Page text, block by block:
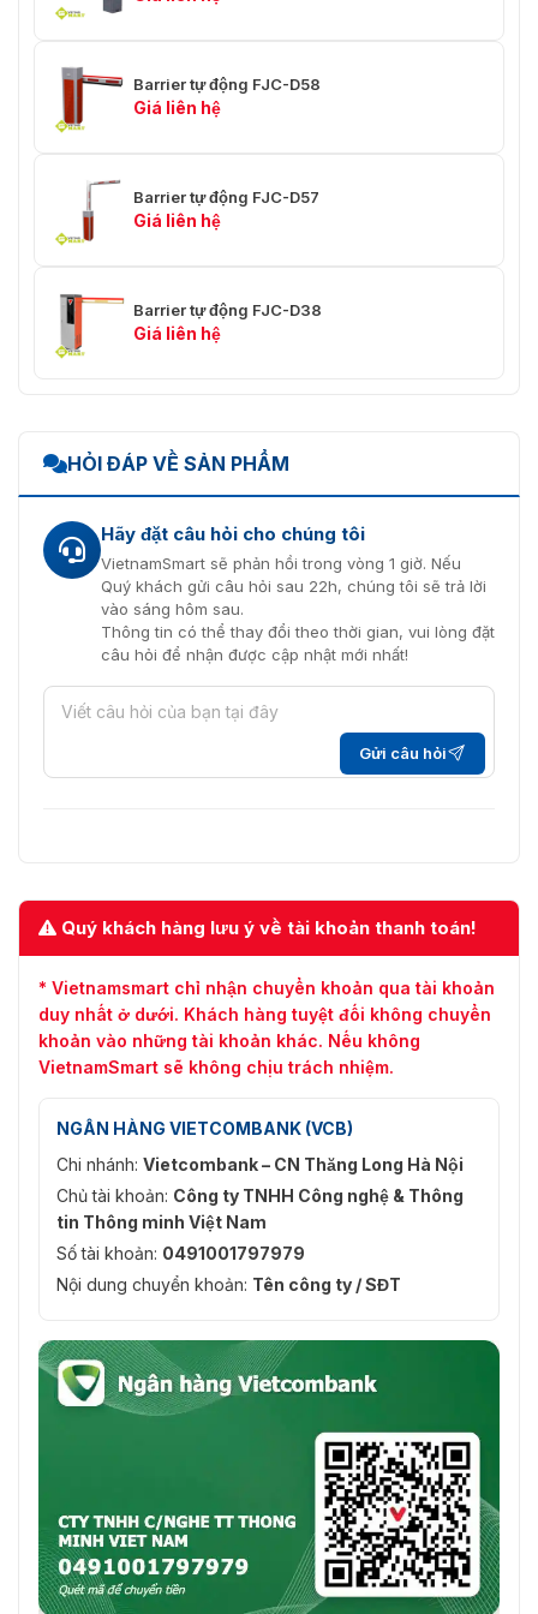
Barrier tự động FJC-D58
Giá liên hệ
Barrier tự động FJC-D57
Giá liên hệ
Barrier tự động FJC-D38
Giá liên hệ
HỎI ĐÁP VỀ SẢN PHẨM
Hãy đặt câu hỏi cho chúng tôi
VietnamSmart sẽ phản hồi trong vòng 1 giờ. Nếu
Quý khách gửi câu hỏi sau 22h, chúng tôi sẽ trả lời
vào sáng hôm sau.
Thông tin có thể thay đổi theo thời gian, vui lòng đặt
câu hỏi để nhận được cập nhật mới nhất!
Gửi câu hỏi
Quý khách hàng lưu ý về tài khoản thanh toán!
* Vietnamsmart chỉ nhận chuyển khoản qua tài khoản
duy nhất ở dưới. Khách hàng tuyệt đối không chuyển
khoản vào những tài khoản khác. Nếu không
VietnamSmart sẽ không chịu trách nhiệm.
NGÂN HÀNG VIETCOMBANK (VCB)
Chi nhánh: Vietcombank – CN Thăng Long Hà Nội
Chủ tài khoản: Công ty TNHH Công nghệ & Thông
tin Thông minh Việt Nam
Số tài khoản: 0491001797979
Nội dung chuyển khoản: Tên công ty / SĐT